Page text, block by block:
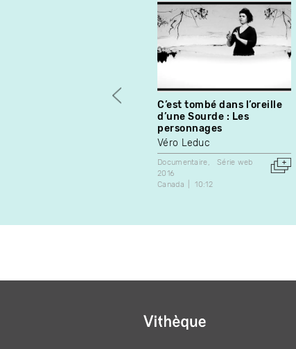
C’est tombé dans l’oreille
d’une Sourde : Les
personnages
Véro Leduc
Documentaire
Série web
2016
Canada
10:12